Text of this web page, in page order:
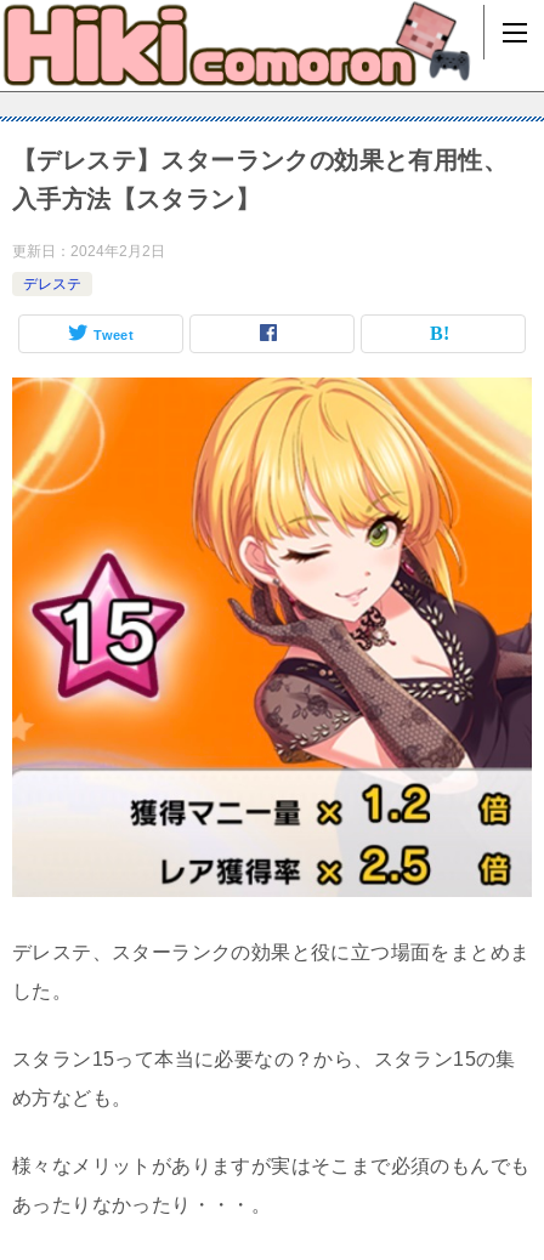
【デレステ】スターランクの効果と有用性、
入手方法【スタラン】
更新日： 2024年2月2日
デレステ
Tweet
デレステ、スターランクの効果と役に立つ場面をまとめま
した。
スタラン15って本当に必要なの？から、スタラン15の集
め方なども。
様々なメリットがありますが実はそこまで必須のもんでも
あったりなかったり・・・。